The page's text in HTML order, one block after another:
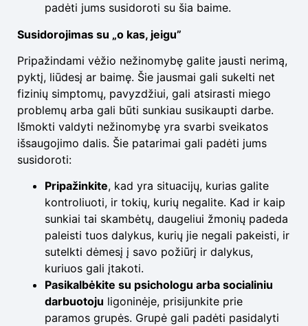
padėti jums susidoroti su šia baime.
Susidorojimas su „o kas, jeigu”
Pripažindami vėžio nežinomybę galite jausti nerimą,
pyktį, liūdesį ar baimę. Šie jausmai gali sukelti net
fizinių simptomų, pavyzdžiui, gali atsirasti miego
problemų arba gali būti sunkiau susikaupti darbe.
Išmokti valdyti nežinomybę yra svarbi sveikatos
išsaugojimo dalis. Šie patarimai gali padėti jums
susidoroti:
Pripažinkite, kad yra situacijų, kurias galite
kontroliuoti, ir tokių, kurių negalite. Kad ir kaip
sunkiai tai skambėtų, daugeliui žmonių padeda
paleisti tuos dalykus, kurių jie negali pakeisti, ir
sutelkti dėmesį į savo požiūrį ir dalykus,
kuriuos gali įtakoti.
Pasikalbėkite su psichologu arba socialiniu
darbuotoju ligoninėje, prisijunkite prie
paramos grupės. Grupė gali padėti pasidalyti